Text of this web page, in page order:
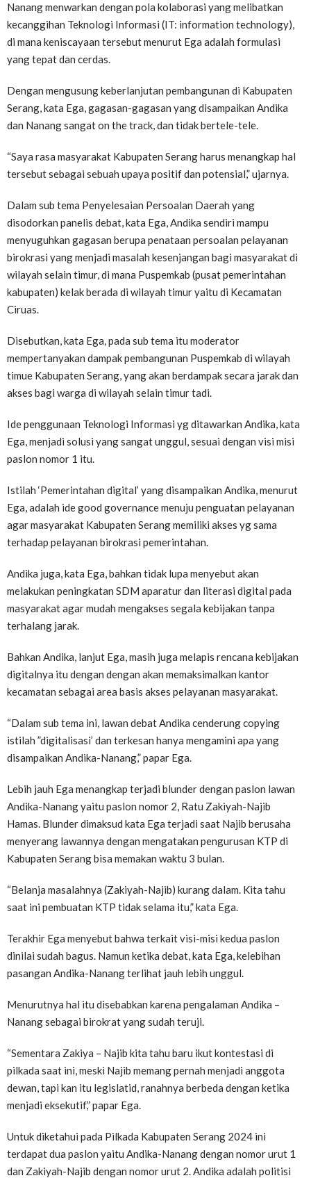
Nanang menwarkan dengan pola kolaborasi yang melibatkan
kecanggihan Teknologi Informasi (IT: information technology),
di mana keniscayaan tersebut menurut Ega adalah formulasi
yang tepat dan cerdas.
Dengan mengusung keberlanjutan pembangunan di Kabupaten
Serang, kata Ega, gagasan-gagasan yang disampaikan Andika
dan Nanang sangat on the track, dan tidak bertele-tele.
“Saya rasa masyarakat Kabupaten Serang harus menangkap hal
tersebut sebagai sebuah upaya positif dan potensial,” ujarnya.
Dalam sub tema Penyelesaian Persoalan Daerah yang
disodorkan panelis debat, kata Ega, Andika sendiri mampu
menyuguhkan gagasan berupa penataan persoalan pelayanan
birokrasi yang menjadi masalah kesenjangan bagi masyarakat di
wilayah selain timur, di mana Puspemkab (pusat pemerintahan
kabupaten) kelak berada di wilayah timur yaitu di Kecamatan
Ciruas.
Disebutkan, kata Ega, pada sub tema itu moderator
mempertanyakan dampak pembangunan Puspemkab di wilayah
timue Kabupaten Serang, yang akan berdampak secara jarak dan
akses bagi warga di wilayah selain timur tadi.
Ide penggunaan Teknologi Informasi yg ditawarkan Andika, kata
Ega, menjadi solusi yang sangat unggul, sesuai dengan visi misi
paslon nomor 1 itu.
Istilah ‘Pemerintahan digital’ yang disampaikan Andika, menurut
Ega, adalah ide good governance menuju penguatan pelayanan
agar masyarakat Kabupaten Serang memiliki akses yg sama
terhadap pelayanan birokrasi pemerintahan.
Andika juga, kata Ega, bahkan tidak lupa menyebut akan
melakukan peningkatan SDM aparatur dan literasi digital pada
masyarakat agar mudah mengakses segala kebijakan tanpa
terhalang jarak.
Bahkan Andika, lanjut Ega, masih juga melapis rencana kebijakan
digitalnya itu dengan dengan akan memaksimalkan kantor
kecamatan sebagai area basis akses pelayanan masyarakat.
“Dalam sub tema ini, lawan debat Andika cenderung copying
istilah ”digitalisasi’ dan terkesan hanya mengamini apa yang
disampaikan Andika-Nanang,” papar Ega.
Lebih jauh Ega menangkap terjadi blunder dengan paslon lawan
Andika-Nanang yaitu paslon nomor 2, Ratu Zakiyah-Najib
Hamas. Blunder dimaksud kata Ega terjadi saat Najib berusaha
menyerang lawannya dengan mengatakan pengurusan KTP di
Kabupaten Serang bisa memakan waktu 3 bulan.
“Belanja masalahnya (Zakiyah-Najib) kurang dalam. Kita tahu
saat ini pembuatan KTP tidak selama itu,” kata Ega.
Terakhir Ega menyebut bahwa terkait visi-misi kedua paslon
dinilai sudah bagus. Namun ketika debat, kata Ega, kelebihan
pasangan Andika-Nanang terlihat jauh lebih unggul.
Menurutnya hal itu disebabkan karena pengalaman Andika –
Nanang sebagai birokrat yang sudah teruji.
“Sementara Zakiya – Najib kita tahu baru ikut kontestasi di
pilkada saat ini, meski Najib memang pernah menjadi anggota
dewan, tapi kan itu legislatid, ranahnya berbeda dengan ketika
menjadi eksekutif,” papar Ega.
Untuk diketahui pada Pilkada Kabupaten Serang 2024 ini
terdapat dua paslon yaitu Andika-Nanang dengan nomor urut 1
dan Zakiyah-Najib dengan nomor urut 2. Andika adalah politisi